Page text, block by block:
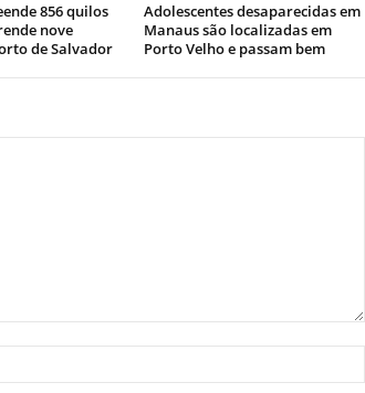
856 quilos
nove
de Salvador
Adolescentes desaparecidas em
Manaus são localizadas em
Porto Velho e passam bem